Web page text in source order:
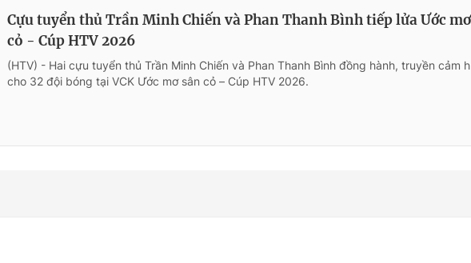
Cựu tuyển thủ Trần Minh Chiến và Phan Thanh Bình tiếp lửa Ước
cỏ - Cúp HTV 2026
(HTV) - Hai cựu tuyển thủ Trần Minh Chiến và Phan Thanh Bình đồng hành, truyền cảm
cho 32 đội bóng tại VCK Ước mơ sân cỏ – Cúp HTV 2026.